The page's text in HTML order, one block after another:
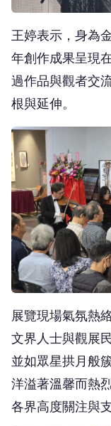
王婷表示，身為
年創作成果呈現
過作品與觀者交
根與延伸。
展覽現場氣氛熱
文界人士與觀展
並如眾星拱月般
洋溢著溫馨而熱
各界高度關注與支